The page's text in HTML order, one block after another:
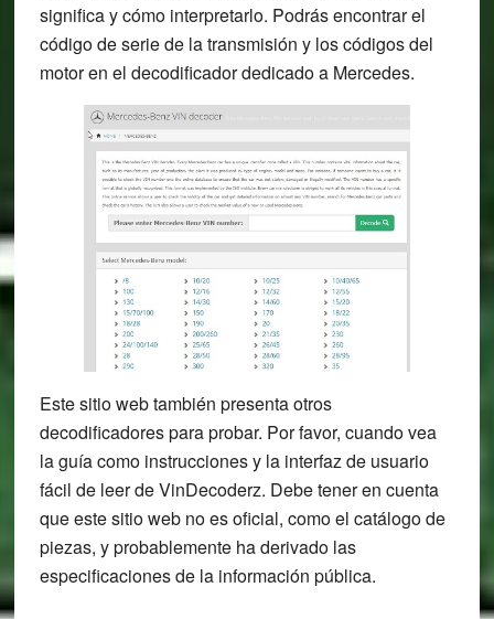
significa y cómo interpretarlo. Podrás encontrar el
código de serie de la transmisión y los códigos del
motor en el decodificador dedicado a Mercedes.
Este sitio web también presenta otros
decodificadores para probar. Por favor, cuando vea
la guía como instrucciones y la interfaz de usuario
fácil de leer de VinDecoderz. Debe tener en cuenta
que este sitio web no es oficial, como el catálogo de
piezas, y probablemente ha derivado las
especificaciones de la información pública.